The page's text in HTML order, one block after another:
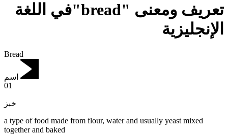
تعريف ومعنى "bread"في اللغة
الإنجليزية
Bread
اسم
01
خبز
a type of food made from flour, water and usually yeast mixed
together and baked